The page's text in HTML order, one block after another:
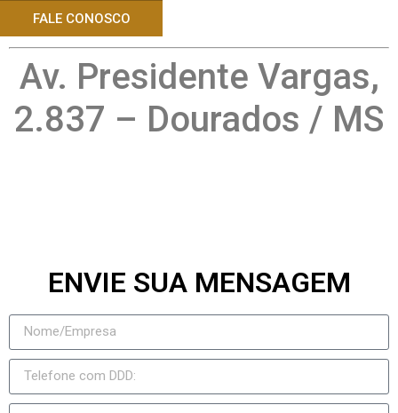
FALE CONOSCO
Av. Presidente Vargas,
2.837 – Dourados / MS
ENVIE SUA MENSAGEM